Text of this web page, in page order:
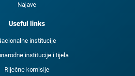
Najave
Useful links
institucije
institucije i tijela
Riječne komisije